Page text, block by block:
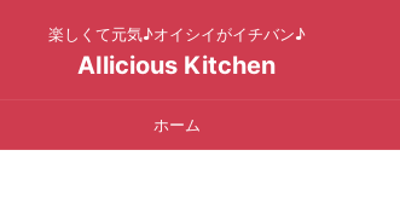
楽しくて元気♪オイシイがイチバン♪
AIlicious Kitchen
ホーム